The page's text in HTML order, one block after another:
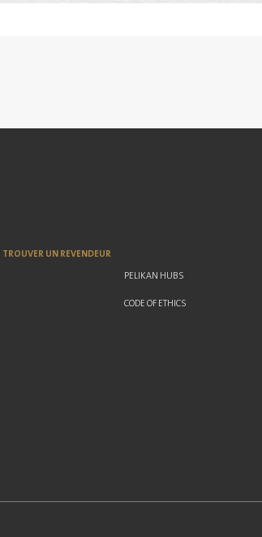
TROUVER UN REVENDEUR
PELIKAN HUBS
CODE OF ETHICS